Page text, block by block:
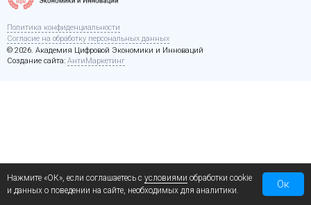
Политика конфиденциальности
Согласие на обработку персональных данных
© 2026. Академия Цифровой Экономики и Инноваций
Создание сайта: АнтиМаркетинг
Нажмите «ОК», если соглашаетесь с условиями обработки cookie
и данных о поведении на сайте, необходимых для аналитики.
Ок